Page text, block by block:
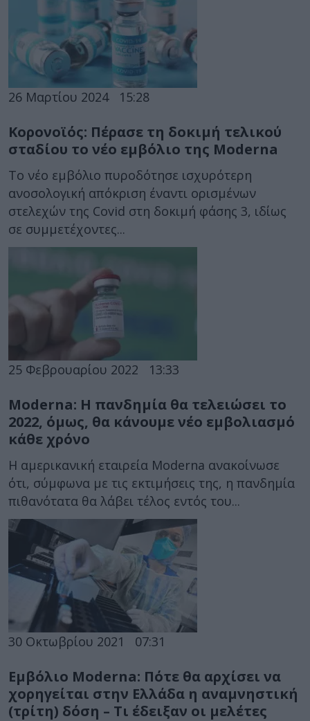
26 Μαρτίου 2024 15:28
Κορονοϊός: Πέρασε τη δοκιμή τελικού
σταδίου το νέο εμβόλιο της Moderna
Το νέο εμβόλιο πυροδότησε ισχυρότερη
ανοσολογική απόκριση έναντι ορισμένων
στελεχών της Covid στη δοκιμή φάσης 3, ιδίως
σε συμμετέχοντες...
25 Φεβρουαρίου 2022 13:33
Moderna: Η πανδημία θα τελειώσει το
2022, όμως, θα κάνουμε νέο εμβολιασμό
κάθε χρόνο
Η αμερικανική εταιρεία Moderna ανακοίνωσε
ότι, σύμφωνα με τις εκτιμήσεις της, η πανδημία
πιθανότατα θα λάβει τέλος εντός του...
30 Οκτωβρίου 2021 07:31
Εμβόλιο Moderna: Πότε θα αρχίσει να
χορηγείται στην Ελλάδα η αναμνηστική
(τρίτη) δόση – Τι έδειξαν οι μελέτες